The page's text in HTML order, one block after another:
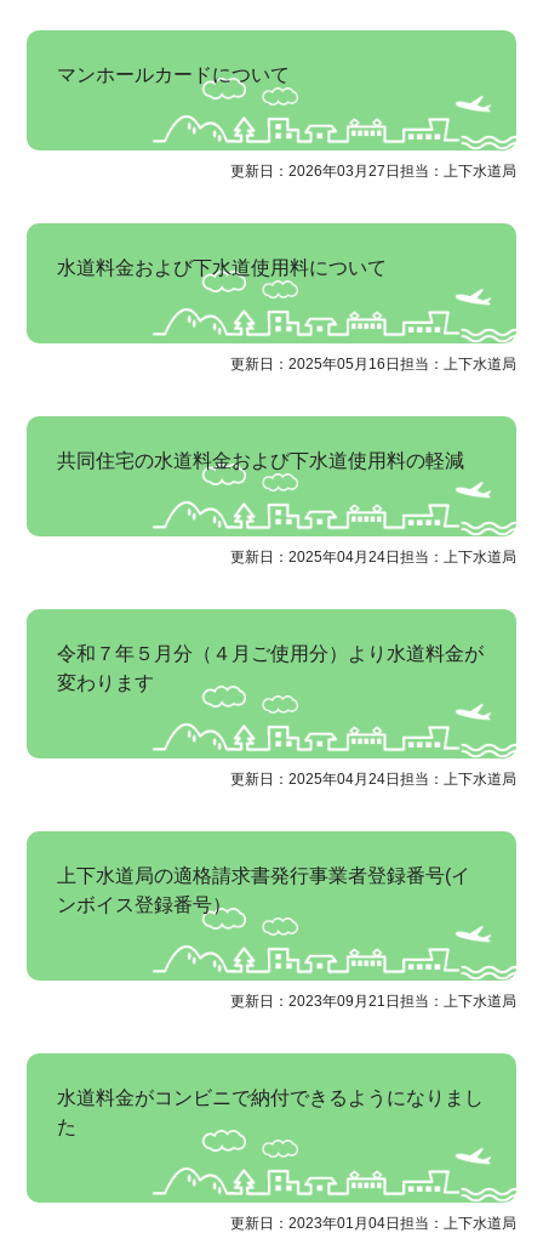
マンホールカードについて
更新日：2026年03月27日 担当：上下水道局
水道料金および下水道使用料について
更新日：2025年05月16日 担当：上下水道局
共同住宅の水道料金および下水道使用料の軽減
更新日：2025年04月24日 担当：上下水道局
令和７年５月分（４月ご使用分）より水道料金が
変わります
更新日：2025年04月24日 担当：上下水道局
上下水道局の適格請求書発行事業者登録番号(イ
ンボイス登録番号）
更新日：2023年09月21日 担当：上下水道局
水道料金がコンビニで納付できるようになりまし
た
更新日：2023年01月04日 担当：上下水道局